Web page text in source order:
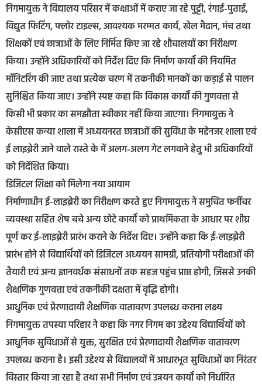
निगमायुक्त ने विद्यालय परिसर में कक्षाओं में कराए जा रहे पुट्टी, रंगाई-पुताई,
विद्युत फिटिंग, फ्लोर टाइल्स, आवश्यक मरम्मत कार्य, खेल मैदान, मंच तथा
शिक्षकों एवं छात्राओं के लिए निर्मित किए जा रहे शौचालयों का निरीक्षण
किया। उन्होंने अधिकारियों को निर्देश दिए कि निर्माण कार्यों की नियमित
मॉनिटरिंग की जाए तथा प्रत्येक चरण में तकनीकी मानकों का कड़ाई से पालन
सुनिश्चित किया जाए। उन्होंने स्पष्ट कहा कि विकास कार्यों की गुणवत्ता से
किसी भी प्रकार का समझौता स्वीकार नहीं किया जाएगा। निगमायुक्त ने
केसीएस कन्या शाला में अध्ययनरत छात्राओं की सुविधा के मद्देनजर शाला एवं
ई लाइब्रेरी जाने वाले रास्ते के में अलग-अलग गेट लगवाने हेतु भी अधिकारियों
को निर्देशित किया।
डिजिटल शिक्षा को मिलेगा नया आयाम
निर्माणाधीन ई-लाइब्रेरी का निरीक्षण करते हुए निगमायुक्त ने समुचित फर्नीचर
व्यवस्था सहित शेष बचे अन्य छोटे कार्यों को प्राथमिकता के आधार पर शीघ्र
पूर्ण कर ई-लाइब्रेरी प्रारंभ कराने के निर्देश दिए। उन्होंने कहा कि ई-लाइब्रेरी
प्रारंभ होने से विद्यार्थियों को डिजिटल अध्ययन सामग्री, प्रतियोगी परीक्षाओं की
तैयारी एवं अन्य ज्ञानवर्धक संसाधनों तक सहज पहुंच प्राप्त होगी, जिससे उनकी
शैक्षणिक गुणवत्ता एवं तकनीकी दक्षता में वृद्धि होगी।
आधुनिक एवं प्रेरणादायी शैक्षणिक वातावरण उपलब्ध कराना लक्ष्य
निगमायुक्त तपस्या परिहार ने कहा कि नगर निगम का उद्देश्य विद्यार्थियों को
आधुनिक सुविधाओं से युक्त, सुरक्षित एवं प्रेरणादायी शैक्षणिक वातावरण
उपलब्ध कराना है। इसी उद्देश्य से विद्यालयों में आधारभूत सुविधाओं का निरंतर
विस्तार किया जा रहा है तथा सभी निर्माण एवं उन्नयन कार्यों को निर्धारित